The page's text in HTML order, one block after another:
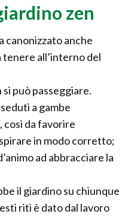
zen
canonizzato anche
all’interno del
può passeggiare.
a gambe
così da favorire
in modo corretto;
ad abbracciare la
il giardino su chiunque
riti è dato dal lavoro